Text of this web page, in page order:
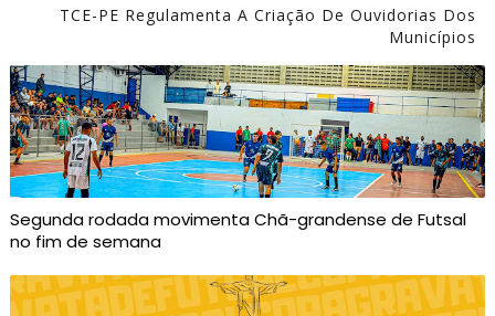
TCE-PE Regulamenta A Criação De Ouvidorias Dos
Municípios
Segunda rodada movimenta Chã-grandense de Futsal
no fim de semana